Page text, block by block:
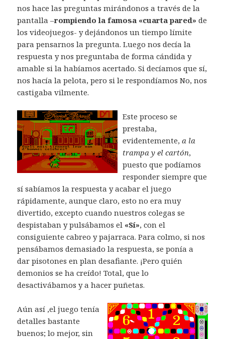
nos hace las preguntas mirándonos a través de la
pantalla –rompiendo la famosa «cuarta pared» de
los videojuegos- y dejándonos un tiempo límite
para pensarnos la pregunta. Luego nos decía la
respuesta y nos preguntaba de forma cándida y
amable si la habíamos acertado. Si decíamos que sí,
nos hacía la pelota, pero si le respondíamos No, nos
castigaba vilmente.
Este proceso se
prestaba,
evidentemente,a la
trampa y el cartón,
puesto que podíamos
responder siempre que
sí sabíamos la respuesta y acabar el juego
rápidamente, aunque claro, esto no era muy
divertido, excepto cuando nuestros colegas se
despistaban y pulsábamos el «Sí», con el
consiguiente cabreo y pajarraca. Para colmo, si nos
pensábamos demasiado la respuesta, se ponía a
dar pisotones en plan desafiante. ¡Pero quién
demonios se ha creído! Total, que lo
desactivábamos y a hacer puñetas.
Aún así ,el juego tenía
detalles bastante
buenos; lo mejor, sin